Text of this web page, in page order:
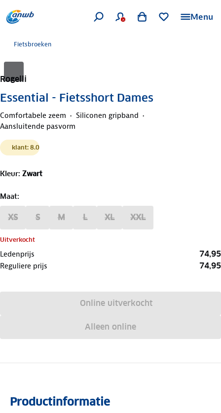
Menu
Fietsbroeken
Rogelli
Essential - Fietsshort Dames
Comfortabele zeem
Siliconen gripband
Aansluitende pasvorm
klant: 8.0
Kleur: Zwart
Maat:
XS S M L XL XXL
Uitverkocht
Ledenprijs 74,95
Reguliere prijs 74,95
Online uitverkocht
Alleen online
Productinformatie